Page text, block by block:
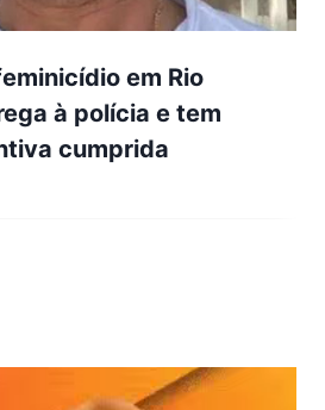
em Rio
à polícia e tem
cumprida